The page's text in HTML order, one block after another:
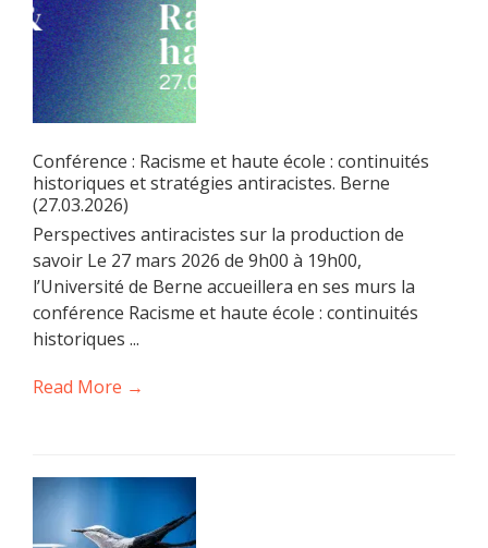
Conférence : Racisme et haute école : continuités
historiques et stratégies antiracistes. Berne
(27.03.2026)
Perspectives antiracistes sur la production de
savoir Le 27 mars 2026 de 9h00 à 19h00,
l’Université de Berne accueillera en ses murs la
conférence Racisme et haute école : continuités
historiques ...
Read More →